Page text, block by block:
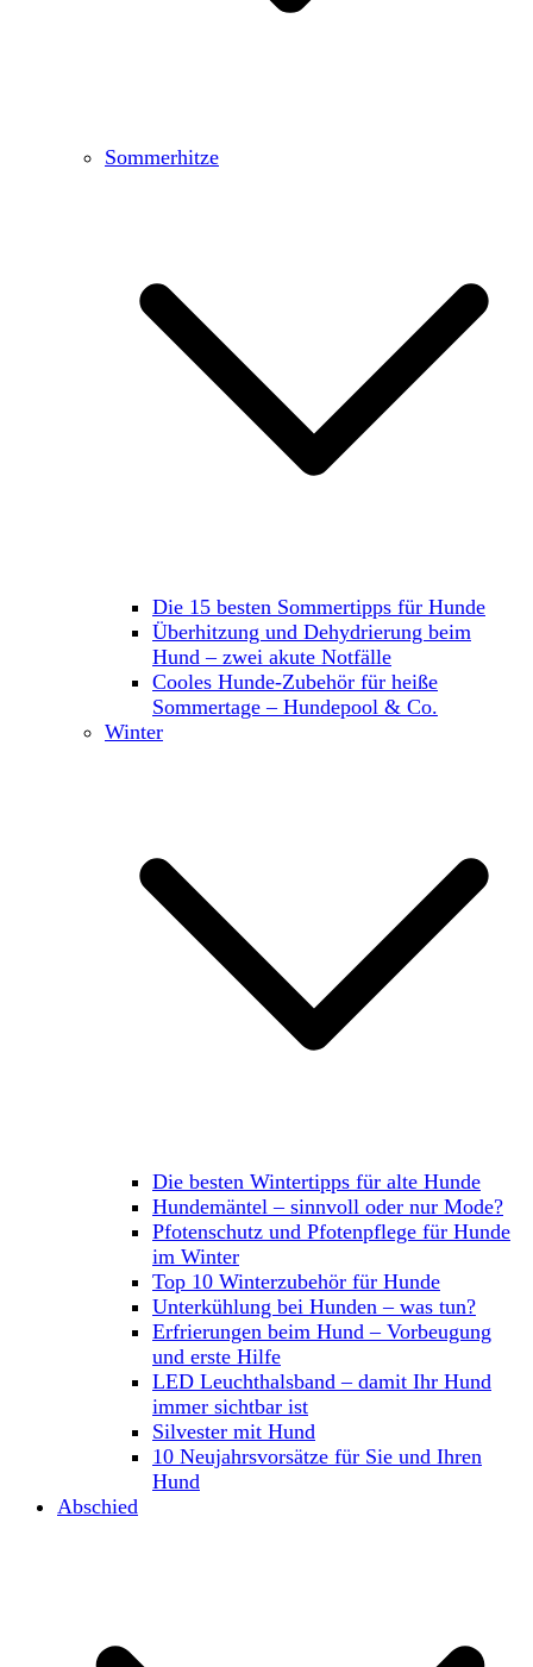
Sommerhitze
Die 15 besten Sommertipps für Hunde
Überhitzung und Dehydrierung beim
Hund – zwei akute Notfälle
Cooles Hunde-Zubehör für heiße
Sommertage – Hundepool & Co.
Winter
Die besten Wintertipps für alte Hunde
Hundemäntel – sinnvoll oder nur Mode?
Pfotenschutz und Pfotenpflege für Hunde
im Winter
Top 10 Winterzubehör für Hunde
Unterkühlung bei Hunden – was tun?
Erfrierungen beim Hund – Vorbeugung
und erste Hilfe
LED Leuchthalsband – damit Ihr Hund
immer sichtbar ist
Silvester mit Hund
10 Neujahrsvorsätze für Sie und Ihren
Hund
Abschied